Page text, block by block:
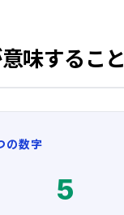
味すること
の数字
5